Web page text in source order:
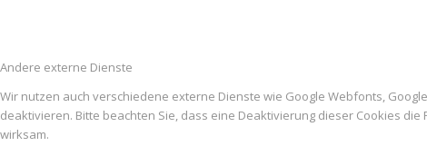
Andere externe Dienste
Wir nutzen auch verschiedene externe Dienste wie Google Webfonts,
deaktivieren. Bitte beachten Sie, dass eine Deaktivierung dieser Cookies
wirksam.